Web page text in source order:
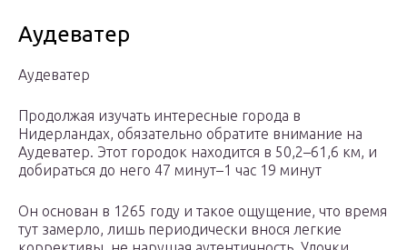
Аудеватер
Аудеватер
Продолжая изучать интересные города в
Нидерландах, обязательно обратите внимание на
Аудеватер. Этот городок находится в 50,2–61,6 км, и
добираться до него 47 минут–1 час 19 минут
Он основан в 1265 году и такое ощущение, что время
тут замерло, лишь периодически внося легкие